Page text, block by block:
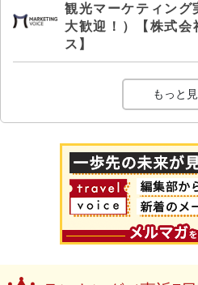
観光マーケティング
大歓迎！）【株式会
ス】
もっと